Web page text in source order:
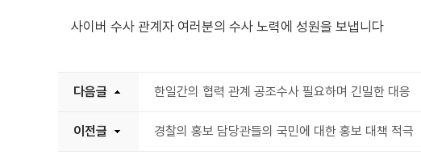
사이버 수사 관계자 여러분의 수사 노력에 성원을 보냅니다
다음글 한일간의 협력 관계 공조수사 필요하며 긴밀한 대응
이전글 경찰의 홍보 담당관들의 국민에 대한 홍보 대책 적극